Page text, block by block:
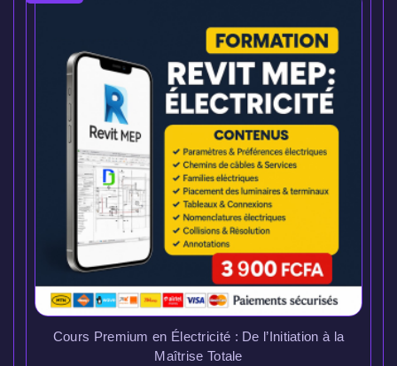
Cours Premium en Électricité : De l’Initiation à la
Maîtrise Totale